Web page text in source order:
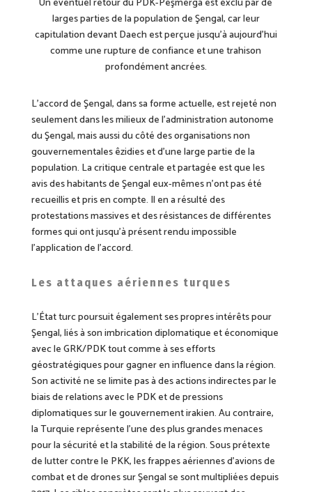
larges parties de la population de Şengal, car leur
capitulation devant Daech est perçue jusqu’à aujourd’hui
comme une rupture de confiance et une trahison
profondément ancrées.
L’accord de Şengal, dans sa forme actuelle, est rejeté non
seulement dans les milieux de l’administration autonome
du Şengal, mais aussi du côté des organisations non
gouvernementales êzidies et d’une large partie de la
population. La critique centrale et partagée est que les
avis des habitants de Şengal eux-mêmes n’ont pas été
recueillis et pris en compte. Il enarésulté des
protestations massives et des résistances de différentes
formes qui ont jusqu’à présent rendu impossible
l’application de l’accord.
Les attaques aériennes turques
L’État turc poursuit également ses propres intérêts pour
Şengal, liésà son imbrication diplomatique et économique
avec le GRK/PDK tout comme à ses efforts
géostratégiques pour gagner en influence dans la région.
Son activité ne se limite pas à des actions indirectes par le
biais de relations avec le PDK et de pressions
diplomatiques sur le gouvernement irakien. Au contraire,
la Turquie représente l’une des plus grandes menaces
pour la sécurité et la stabilité de la région. Sous prétexte
de lutter contre le PKK, les frappes aériennes d’avions de
combat et de drones sur Şengal se sont multipliées depuis